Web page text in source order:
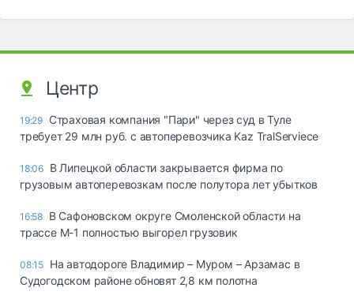
Центр
19:29 Страховая компания "Пари" через суд в Туле
требует 29 млн руб. с автоперевозчика Kaz TralServiece
18:06 В Липецкой области закрывается фирма по
грузовым автоперевозкам после полутора лет убытков
16:58 В Сафоновском округе Смоленской области на
трассе М-1 полностью выгорел грузовик
08:15 На автодороге Владимир – Муром – Арзамас в
Судогодском районе обновят 2,8 км полотна